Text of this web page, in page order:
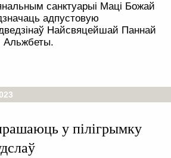
санктуарыі Маці Божай
адпустовую
Найсвяцейшай Паннай
Альжбеты.
у пілігрымку